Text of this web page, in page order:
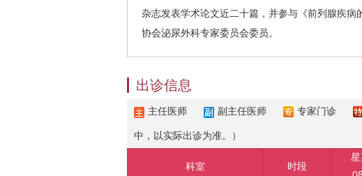
杂志发表学术论文近二十篇，并参与《前列腺疾
协会泌尿外科专家委员会委员。
出诊信息
主任医师 副主任医师 专家门诊
中，以实际出诊为准。）
科室 时段